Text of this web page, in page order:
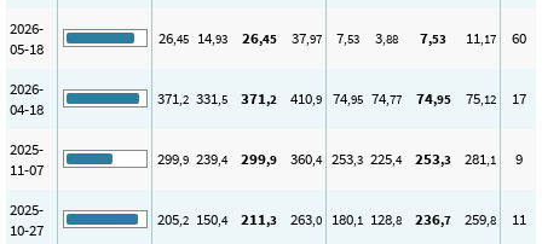
2026-
05-18
26,45 14,93 26,45 37,97 7,53 3,88 7,53 11,17 60
2026-
04-18
371,2 331,5 371,2 410,9 74,95 74,77 74,95 75,12 17
2025-
11-07
299,9 239,4 299,9 360,4 253,3 225,4 253,3 281,1 9
2025-
10-27
205,2 150,4 211,3 263,0 180,1 128,8 236,7 259,8 11